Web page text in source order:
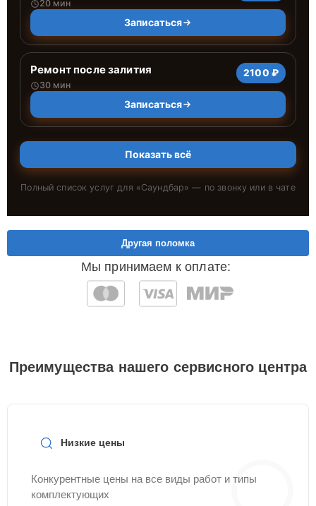
20 мин
Записаться
Ремонт после залития
30 мин
2100 ₽
Записаться
Показать всё
Полный список услуг для «Саундбар» — по звонку или в чате
Мы принимаем к оплате:
Другая поломка
Преимущества нашего сервисного центра
Низкие цены
Конкурентные цены на все виды работ и типы
комплектующих